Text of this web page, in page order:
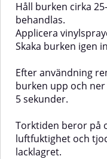
Håll burken cirka
behandlas.
Applicera
Skaka burken igen
Efter användning
burken upp och
5 sekunder.
Torktiden beror på
luftfuktighet och
lacklagret.